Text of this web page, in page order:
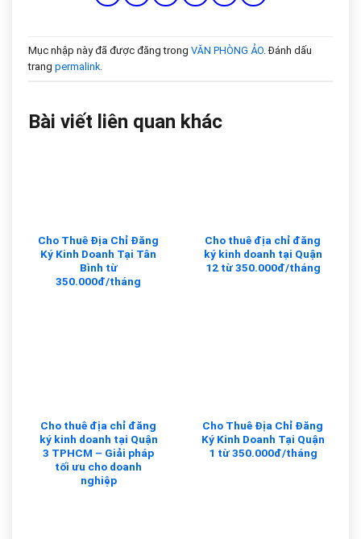
Mục nhập này đã được đăng trong VĂN PHÒNG ẢO . Đánh dấu
trang permalink
Bài viết liên quan khác
Cho Thuê Địa Chỉ Đăng
Ký Kinh Doanh Tại Tân
Bình từ
350.000đ/tháng
Cho thuê địa chỉ đăng
ký kinh doanh tại Quận
12 từ 350.000đ/tháng
Cho thuê địa chỉ đăng
ký kinh doanh tại Quận
3 TPHCM – Giải pháp
tối ưu cho doanh
nghiệp
Cho Thuê Địa Chỉ Đăng
Ký Kinh Doanh Tại Quận
1 từ 350.000đ/tháng